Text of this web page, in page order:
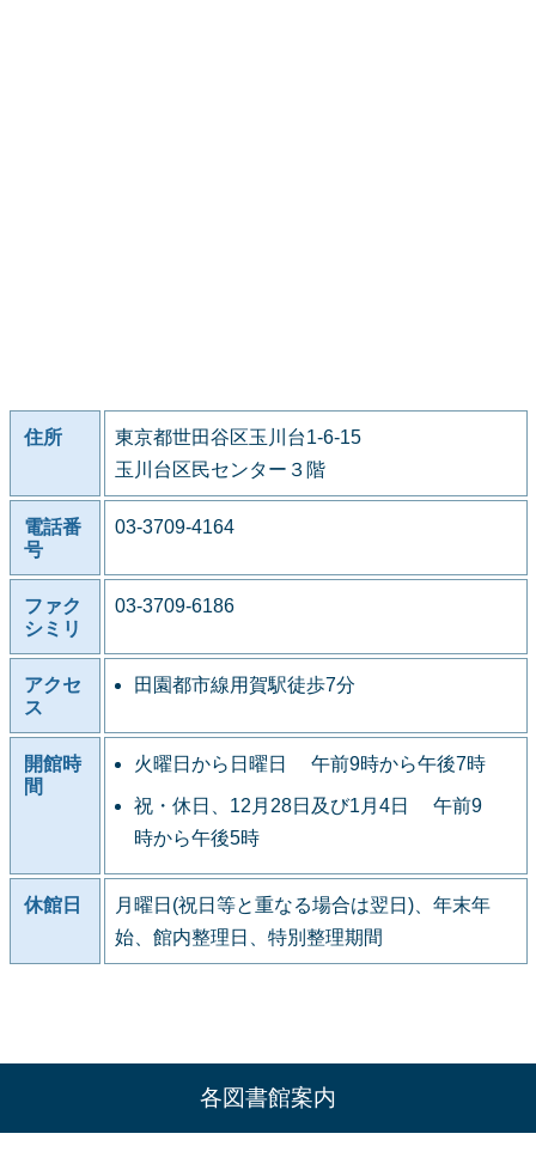
住所
東京都世田谷区玉川台1-6-15
玉川台区民センター３階
電話番
号
03-3709-4164
ファク
シミリ
03-3709-6186
アクセ
ス
田園都市線用賀駅徒歩7分
開館時
間
火曜日から日曜日 午前9時から午後7時
祝・休日、12月28日及び1月4日 午前9
時から午後5時
休館日
月曜日(祝日等と重なる場合は翌日)、年末年
始、館内整理日、特別整理期間
各図書館案内